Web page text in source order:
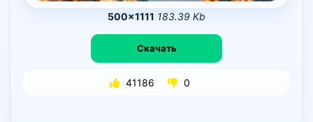
500×1111 183.39 Kb
Скачать
41186 0